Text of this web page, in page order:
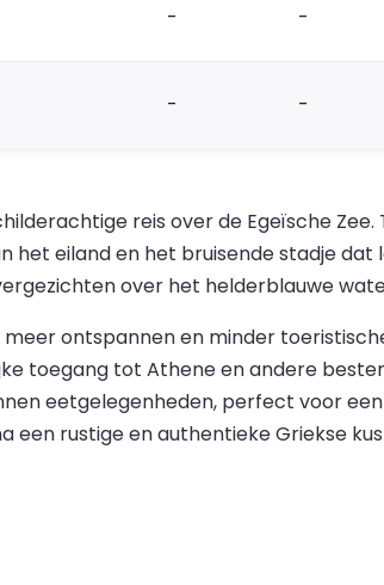
- -
- -
reis over de Egeïsche
het eiland en het bruisende stadje
over het helderblauwe
ontspannen en minder
toegang tot Athene en andere
eetgelegenheden, perfect voor
een rustige en authentieke Griekse